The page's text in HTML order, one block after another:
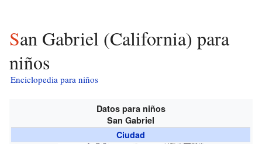
San Gabriel (California) para
niños
Enciclopedia para niños
Datos para niños
San Gabriel
Ciudad